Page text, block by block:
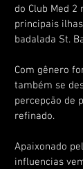
do Club Med 2
principais
badalada St.
Com gênero
também se
percepção de
refinado.
Apaixonado
influencias